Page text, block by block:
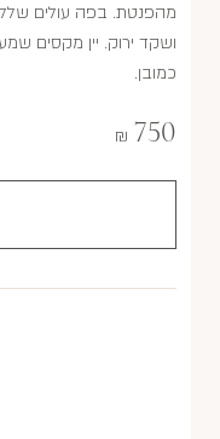
מהפנטת. בפה עולים שלל
ושקד ירוק. יין מקסים
כמובן.
750
₪